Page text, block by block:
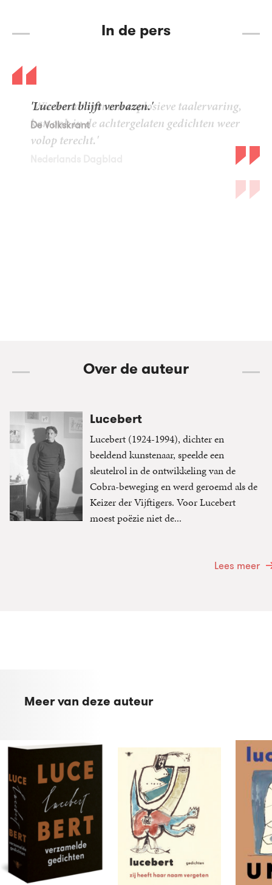
In de pers
'Lucebert blijft verbazen.'
De Volkskrant
Over de auteur
Lucebert
Lucebert (1924-1994), dichter en
beeldend kunstenaar, speelde een
sleutelrol in de ontwikkeling van de
Cobra-beweging en werd geroemd als de
Keizer der Vijftigers. Voor Lucebert
moest poëzie niet de...
Lees meer
Meer van deze auteur